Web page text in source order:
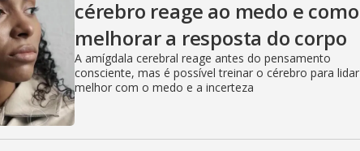
cérebro reage ao medo e como
melhorar a resposta do corpo
A amígdala cerebral reage antes do pensamento
consciente, mas é possível treinar o cérebro para lidar
melhor com o medo e a incerteza